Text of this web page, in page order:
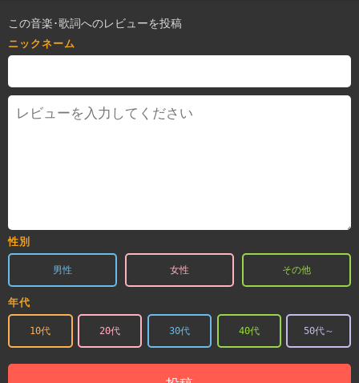
この音楽･歌詞へのレビューを投稿
ニックネーム
性別
男性 女性 その他
年代
10代 20代 30代 40代 50代～